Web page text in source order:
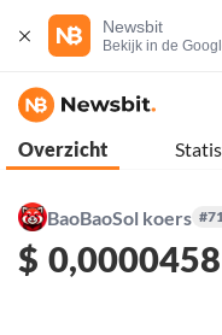
Newsbit
Bekijk in de
Overzicht
BaoBaoSol koers
$ 0,0000458